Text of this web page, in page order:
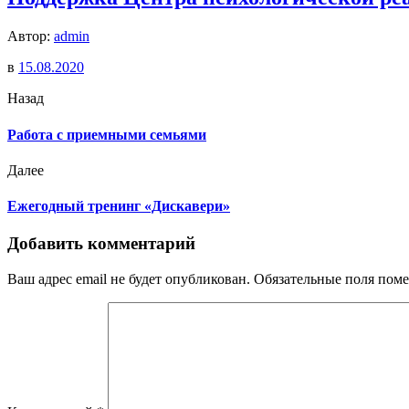
Автор: admin
в 15.08.2020
Назад
Работа с приемными семьями
Далее
Ежегодный тренинг «Дискавери»
Добавить комментарий
Ваш адрес email не будет опубликован. Обязательные поля